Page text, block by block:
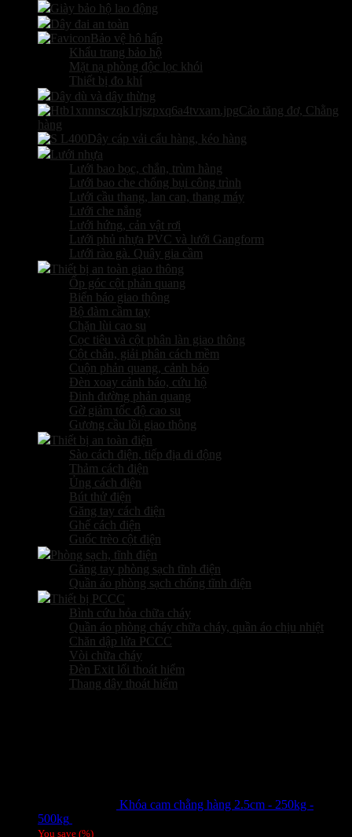
Giày bảo hộ lao động
Dây đai an toàn
Bảo vệ hô hấp
Khẩu trang bảo hộ
Mặt nạ phòng độc lọc khói
Thiết bị đo khí
Dây dù và dây thừng
Cảo tăng đơ, Chằng
hàng
Dây cáp vải cẩu hàng, kéo hàng
Lưới nhựa
Lưới bao bọc, chắn, trùm hàng
Lưới bao che chống bụi công trình
Lưới cầu thang, lan can, thang máy
Lưới che nắng
Lưới hứng, cản vật rơi
Lưới phủ nhựa PVC và lưới Gangform
Lưới rào gà. Quây gia cầm
Thiết bị an toàn giao thông
Ốp góc cột phản quang
Biển báo giao thông
Bộ đàm cầm tay
Chặn lùi cao su
Cọc tiêu và cột phân làn giao thông
Cột chắn, giải phân cách mềm
Cuộn phản quang, cảnh báo
Đèn xoay cảnh báo, cứu hộ
Đinh đường phản quang
Gờ giảm tốc độ cao su
Gương cầu lồi giao thông
Thiết bị an toàn điện
Sào cách điện, tiếp địa di động
Thảm cách điện
Ủng cách điện
Bút thử điện
Găng tay cách điện
Ghế cách điện
Guốc trèo cột điện
Phòng sạch, tĩnh điện
Găng tay phòng sạch tĩnh điện
Quần áo phòng sạch chống tĩnh điện
Thiết bị PCCC
Bình cứu hỏa chữa cháy
Quần áo phòng cháy chữa cháy, quần áo chịu nhiệt
Chăn dập lửa PCCC
Vòi chữa cháy
Đèn Exit lối thoát hiểm
Thang dây thoát hiểm
Khóa cam chằng hàng 2.5cm - 250kg -
500kg
You save (%)